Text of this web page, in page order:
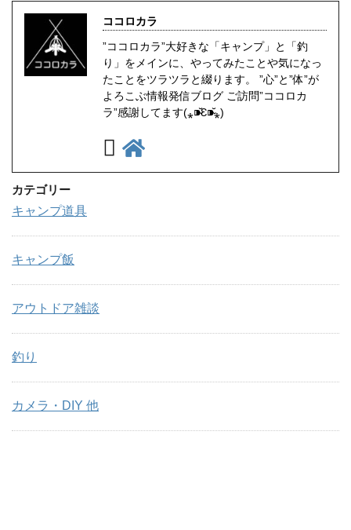
ココロカラ
”ココロカラ”大好きな「キャンプ」と「釣
り」をメインに、やってみたことや気になっ
たことをツラツラと綴ります。 ”心”と”体”が
よろこぶ情報発信ブログ ご訪問”ココロカ
ラ”感謝してます(⁎⁍̴̆Ɛ⁍̴̆⁎)
カテゴリー
キャンプ道具
キャンプ飯
アウトドア雑談
釣り
カメラ・DIY 他